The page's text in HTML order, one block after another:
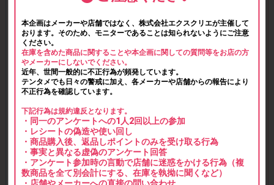
本企画はメーカーや店舗ではなく、株式会社エクスクリエが主催して
おります。そのため、モニターであることは知られないようにご注意
ください。
在庫を含めた商品に関することや本企画に関しての質問等をお店の方
やメーカーにしないでください。
近年、世間一般的に不正行為が頻発しています。
テンタメでも日々の警戒に加え、各メーカーや店舗からの報告により
不正行為を確認しています。
下記行為は規約違反となります。
・同一のアンケートへの1人2回以上の参加
・レシートの偽造や使い回し
・商品購入後、返品しポイントのみを受け取る行為
・事実と異なる虚偽のアンケート回答
・アンケート参加時の言動で店舗に迷惑をかける行為（複
数商品を全て別会計にする、在庫を執拗に聞くなど）
・店舗やメーカーへの直接の問い合わせ